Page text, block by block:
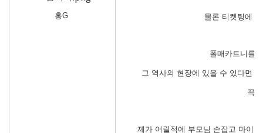
홍G 물론 티켓팅에
폴매카트니를
그 역사의 현장에 있을 수 있다면
꼭
제가 어릴적에 부모님 손잡고 마이